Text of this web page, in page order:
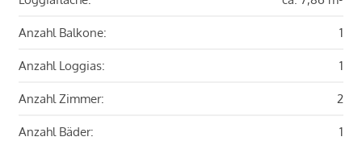
Anzahl Balkone: 1
Anzahl Loggias: 1
Anzahl Zimmer: 2
Anzahl Bäder: 1